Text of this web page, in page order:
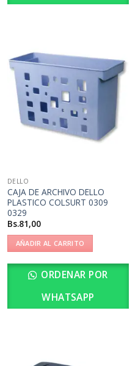
DELLO
CAJA DE ARCHIVO DELLO
PLASTICO COLSURT 0309
0329
Bs.81,00
AÑADIR AL CARRITO
ORDENAR POR
WHATSAPP